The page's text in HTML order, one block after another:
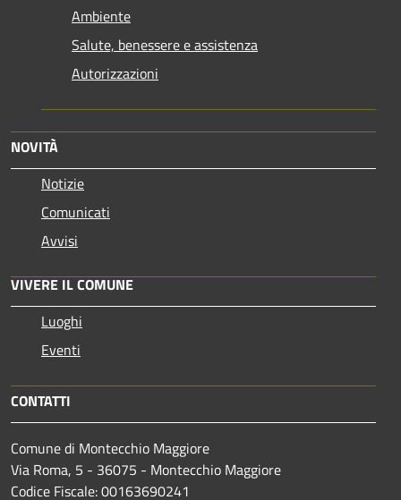
Ambiente
Salute, benessere e assistenza
Autorizzazioni
NOVITÀ
Notizie
Comunicati
Avvisi
VIVERE IL COMUNE
Luoghi
Eventi
CONTATTI
Comune di Montecchio Maggiore
Via Roma, 5 - 36075 - Montecchio Maggiore
Codice Fiscale: 00163690241